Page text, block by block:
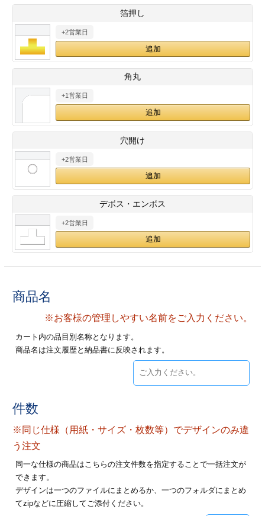
刷
印刷
印刷
フォルダー
ファイル印刷
ァイル印刷
印刷
リーブ印刷
加工
印刷
刷
名刺印刷
印刷
ムカード印刷
フォルダー
ファイル印刷
ァイル印刷
印刷
リーブ
ー印刷
・・休業日
箔押し
+2営業日
角丸
+1営業日
穴開け
+2営業日
デボス・エンボス
+2営業日
商品名
※お客様の管理しやすい名前をご入力ください。
カート内の品目別名称となります。
商品名は注文履歴と納品書に反映されます。
件数
※同じ仕様（用紙・サイズ・枚数等）でデザインのみ違
う注文
同一な仕様の商品はこちらの注文件数を指定することで一括注文が
できます。
デザインは一つのファイルにまとめるか、一つのフォルダにまとめ
てzipなどに圧縮してご添付ください。